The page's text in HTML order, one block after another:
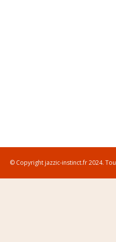
© Copyright jazzic-instinct.fr 2024.